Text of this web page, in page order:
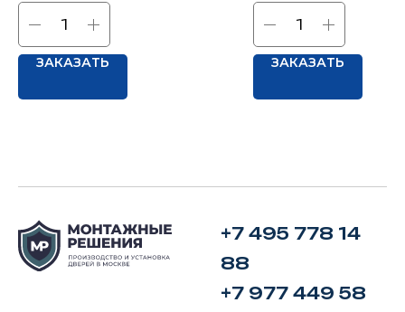
ЗАКАЗАТЬ ЗАКАЗАТЬ
+7 495 778 14
88
+7 977 449 58